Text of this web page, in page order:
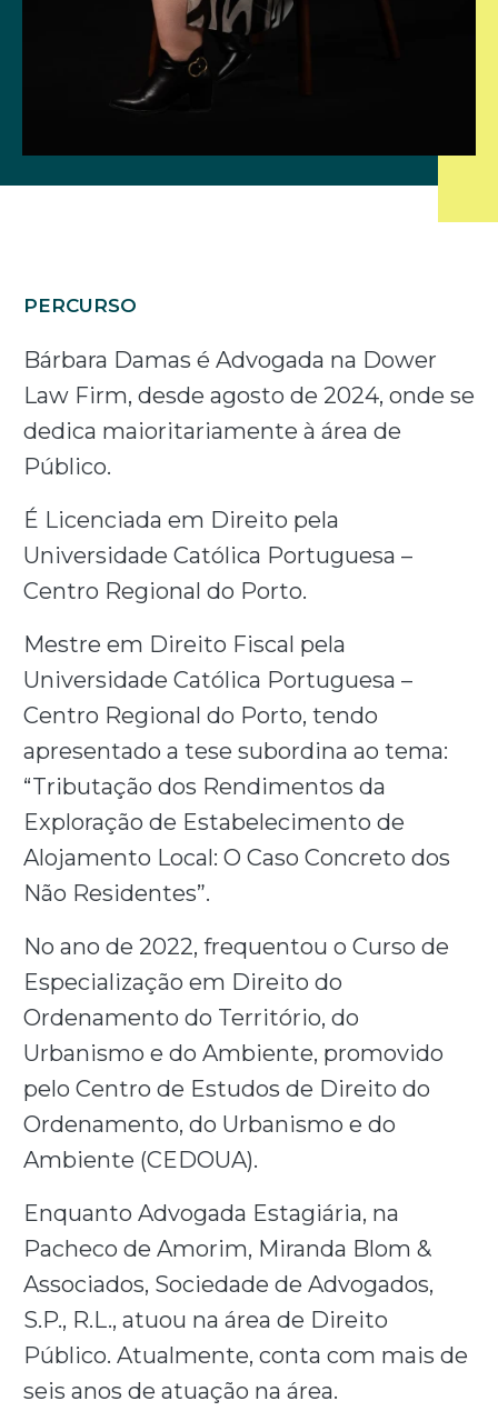
PERCURSO
Bárbara Damas é Advogada na Dower
Law Firm, desde agosto de 2024, onde se
dedica maioritariamente à área de
Público.
É Licenciada em Direito pela
Universidade Católica Portuguesa –
Centro Regional do Porto.
Mestre em Direito Fiscal pela
Universidade Católica Portuguesa –
Centro Regional do Porto, tendo
apresentado a tese subordina ao tema:
“Tributação dos Rendimentos da
Exploração de Estabelecimento de
Alojamento Local: O Caso Concreto dos
Não Residentes”.
No ano de 2022, frequentou o Curso de
Especialização em Direito do
Ordenamento do Território, do
Urbanismo e do Ambiente, promovido
pelo Centro de Estudos de Direito do
Ordenamento, do Urbanismo e do
Ambiente (CEDOUA).
Enquanto Advogada Estagiária, na
Pacheco de Amorim, Miranda Blom &
Associados, Sociedade de Advogados,
S.P., R.L., atuou na área de Direito
Público. Atualmente, conta com mais de
seis anos de atuação na área.